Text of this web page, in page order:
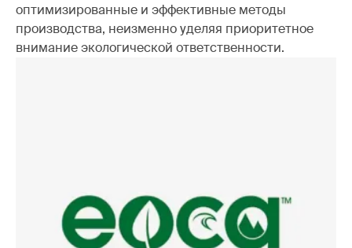
оптимизированные и эффективные методы
производства, неизменно уделяя приоритетное
внимание экологической ответственности.